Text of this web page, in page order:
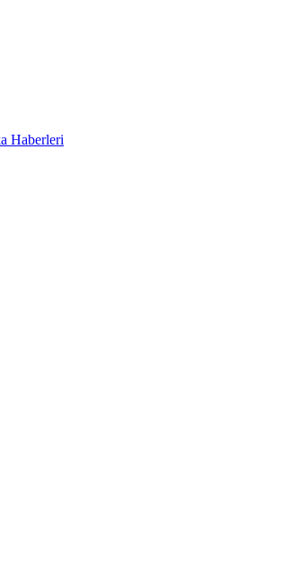
Haberleri